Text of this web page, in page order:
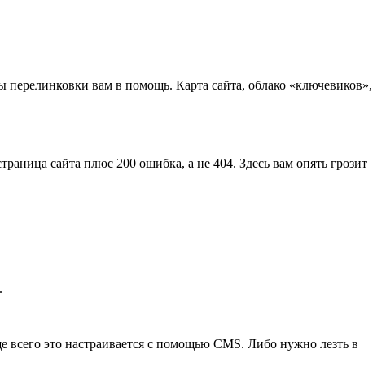
перелинковки вам в помощь. Карта сайта, облако «ключевиков»,
сайта плюс 200 ошибка, а не 404. Здесь вам опять грозит
это настраивается с помощью CMS. Либо нужно лезть в